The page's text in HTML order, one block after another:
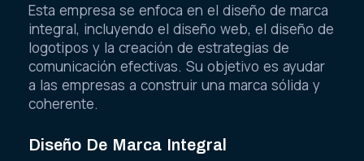
Esta empresa se enfoca en el diseño de marca
integral, incluyendo el diseño web, el diseño de
logotipos y la creación de estrategias de
comunicación efectivas. Su objetivo es ayudar
a las empresas a construir una marca sólida y
coherente.
Diseño De Marca Integral